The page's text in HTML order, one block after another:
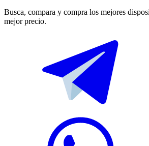
Busca, compara y compra los mejores
mejor precio.